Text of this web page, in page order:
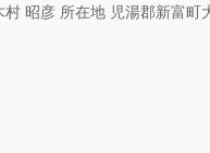
昭彦 所在地 児湯郡新富町